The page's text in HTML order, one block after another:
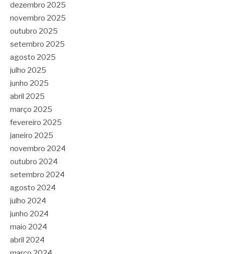
dezembro 2025
novembro 2025
outubro 2025
setembro 2025
agosto 2025
julho 2025
junho 2025
abril 2025
março 2025
fevereiro 2025
janeiro 2025
novembro 2024
outubro 2024
setembro 2024
agosto 2024
julho 2024
junho 2024
maio 2024
abril 2024